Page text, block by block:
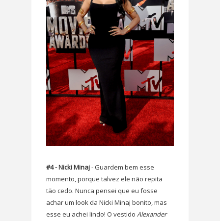
#4 - Nicki Minaj- Guardem bem esse
momento, porque talvez ele não repita
tão cedo. Nunca pensei que eu fosse
achar um look da Nicki Minaj bonito, mas
esse eu achei lindo! O vestido Alexander